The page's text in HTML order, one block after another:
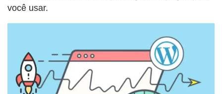
você usar.